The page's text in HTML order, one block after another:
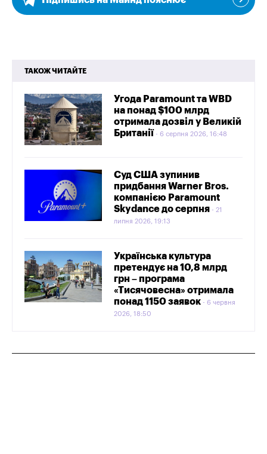
ТАКОЖ ЧИТАЙТЕ
Угода Paramount та WBD
на понад $100 млрд
отримала дозвіл у Великій
Британії
6 серпня 2026, 16:48
Суд США зупинив
придбання Warner Bros.
компанією Paramount
Skydance до серпня
21
липня 2026, 19:13
Українська культура
претендує на 10,8 млрд
грн – програма
«Тисячовесна» отримала
понад 1150 заявок
6 червня
2026, 18:50